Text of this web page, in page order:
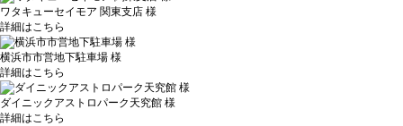
ワタキューセイモア 関東支店 様
詳細はこちら
横浜市市営地下駐車場 様
詳細はこちら
ダイニックアストロパーク天究館 様
詳細はこちら